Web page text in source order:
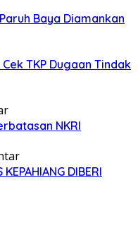
Baya Diamankan
TKP Dugaan Tindak
NKRI
KEPAHIANG DIBERI